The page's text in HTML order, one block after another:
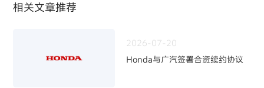
相关文章推荐
2026-07-20
Honda与广汽签署合资续约协议